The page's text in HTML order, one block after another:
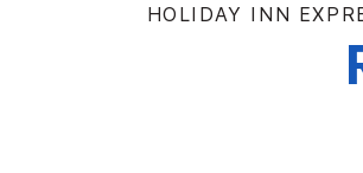
HOLIDAY INN